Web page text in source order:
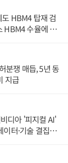
HBM4 탑재 검
HBM4 수율에 주
분쟁 매듭, 5년 동
지급
디아 '피지컬 AI'
이터·기술 결집